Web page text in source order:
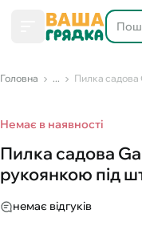
Головна ... Пилка
Немає в наявності
Пилка садова
рукоянкою під
немає відгуків